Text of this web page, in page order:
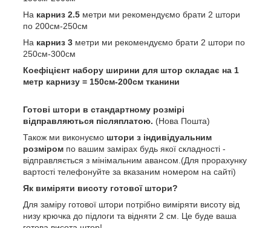
На карниз 2.5 метри ми рекомендуємо брати 2 штори
по 200см-250см
На карниз 3 метри ми рекомендуємо брати 2 штори по
250см-300см
Коефіцієнт набору ширини для штор складає на 1
метр карнизу = 150см-200см тканини
Готові штори в стандартному розмірі
відправляються післяплатою. (Нова Пошта)
Також ми виконуємо штори з індивідуальним
розміром по вашим замірах будь якої складності -
відправляється з мінімальним авансом.(Для прорахунку
вартості телефонуйте за вказаним номером на сайті)
Як виміряти висоту готової штори?
Для заміру готової штори потрібно виміряти висоту від
низу крючка до підлоги та відняти 2 см. Це буде ваша